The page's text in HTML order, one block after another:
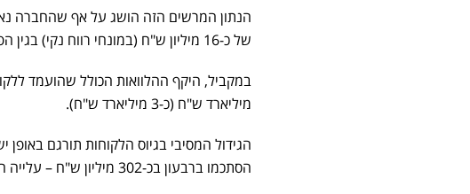
הנתון המרשים הזה הושג על אף שהחברה
של כ-16 מיליון ש"ח (במונחי רווח נקי) בגין הפרשה לתביעות ייצוגיות המנוהלות נגדה.
מיליארד ש"ח (כ-3 מיליארד ש"ח).
הגידול המסיבי בגיוס הלקוחות תורגם
הסתכמו ברבעון בכ-302 מיליון ש"ח – עלייה חדה של כ-41% בהשוואה לרבעון הראשון של השנה שעברה.